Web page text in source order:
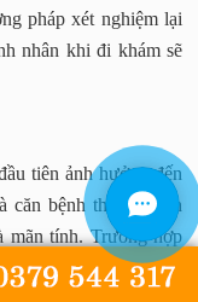
pháp xét nghiệm lại
nhân khi đi khám sẽ
tiên ảnh hưởng đến
căn bệnh thường tiến
mãn tính. Trường hợp
việc điều trị sẽ diễn ra